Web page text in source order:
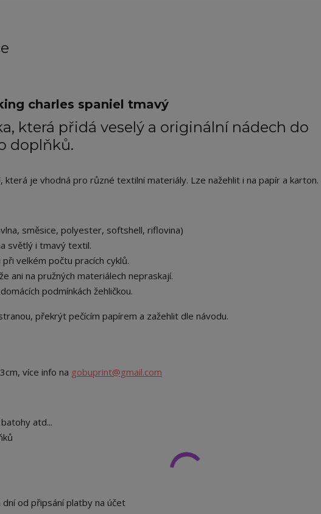
charles spaniel tmavý
která přidá veselý a originální nádech do
doplňků.
která je vhodná pro různé textilní materiály. Lze nažehlit i na papír a karton.
směsice, polyester, softshell, riflovina)
světlý i tmavý textil.
velkém počtu pracích cyklů.
ani na pružných materiálech nepraskají.
podmínkách žehličkou.
překrýt pečícím papírem a zažehlit dle návodu.
více info na gobuprint@gmail.com
atd...
od připsání platby na účet